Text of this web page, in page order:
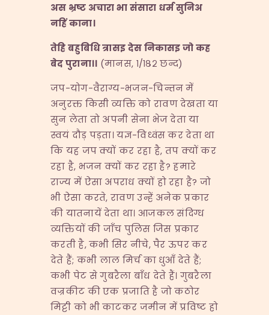
अस भ्रष्ट अचाराभासंसारा धर्मसुनिअ
नहिंकाना।
तेहिबहुबिधित्रासइदेसनिकासइजोकह
बेदपुराना।। (मानस, १/१८२ छन्द)
जप-योग-वैराग्य-भजन-चिन्तन में
अनुरक्त किसी व्यक्ति को रावण देखता या
सुन लेता तो अपनी सेना भेज देता या
स्वयं दौड़ पड़ता। यज्ञ-विध्वंस कर देता था
कि यह जप क्यों कर रहा है, तप क्यों कर
रहा है, भजन क्यों कर रहा है? हमारे
राज्य में ऐसा अपराध क्यों हो रहा है? जो
भी ऐसा करते, रावण उन्हें अनेक प्रकार
की यातनायें देता था। आजकल संदिग्ध
व्यक्तियों की जाँच पुलिस जिस प्रकार
करती है, कभी सिर नीचे, पैर ऊपर कर
देते हैं; कभी लाल मिर्च का धुआँ देते हैं;
कभी पेट से गुबरैला बाँध देते हैं। गुबरैला
वज्रकीट की एक प्रजाति है जो कठोर
मिट्टी को भी काटकर जमीन में प्रविष्ट हो